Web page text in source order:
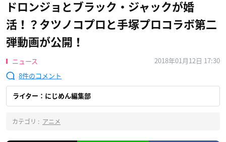
ドロンジョとブラック・ジャックが婚
活！？タツノコプロと手塚プロコラボ第二
弾動画が公開！
ニュース
2018年01月12日 17:30
8
ライター：にじめん編集部
カテゴリ : アニメ